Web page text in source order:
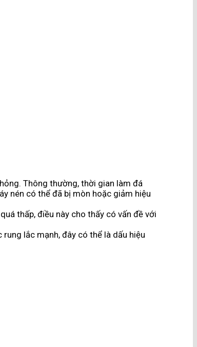
Thông thường, thời gian làm đá
nén có thể đã bị mòn hoặc giảm hiệu
thấp, điều này cho thấy có vấn đề với
lắc mạnh, đây có thể là dấu hiệu